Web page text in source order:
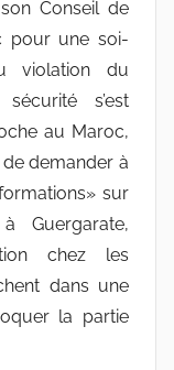
Conseil de
pour une soi-
violation du
s’est
au Maroc,
de demander à
sur
Guergarate,
chez les
dans une
la partie